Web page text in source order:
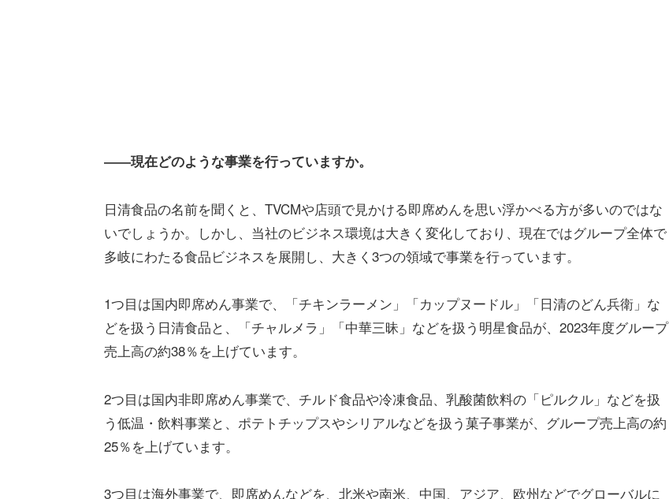
――現在どのような事業を行っていますか。
日清食品の名前を聞くと、TVCMや店頭で見かける即席めんを思い浮かべる方が多いのではな
いでしょうか。しかし、当社のビジネス環境は大きく変化しており、現在ではグループ全体で
多岐にわたる食品ビジネスを展開し、大きく3つの領域で事業を行っています。
1つ目は国内即席めん事業で、「チキンラーメン」「カップヌードル」「日清のどん兵衛」な
どを扱う日清食品と、「チャルメラ」「中華三昧」などを扱う明星食品が、2023年度グループ
売上高の約38％を上げています。
2つ目は国内非即席めん事業で、チルド食品や冷凍食品、乳酸菌飲料の「ピルクル」などを扱
う低温・飲料事業と、ポテトチップスやシリアルなどを扱う菓子事業が、グループ売上高の約
25％を上げています。
3つ目は海外事業で、即席めんなどを、北米や南米、中国、アジア、欧州などでグローバルに